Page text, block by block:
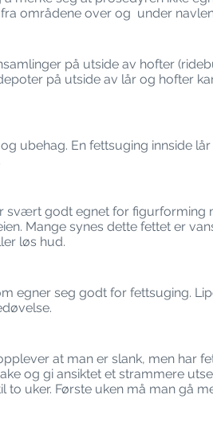
områdene over og under
på utside av hofter
på utside av lår og hofter
ubehag. En fettsuging innside
godt egnet for figurforming
Mange synes dette fettet er
løs hud.
egner seg godt for fettsuging.
at man er slank, men har
og gi ansiktet et strammere
uker. Første uken må man gå